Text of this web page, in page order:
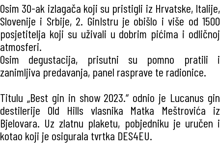
Osim 30-ak izlagača koji su pristigli iz Hrvatske, Italije,
Slovenije i Srbije, 2. GinIstru je obišlo i više od 1500
posjetitelja koji su uživali u dobrim pićima i odličnoj
atmosferi.
Osim degustacija, prisutni su pomno pratili i
zanimljiva predavanja, panel rasprave te radionice.
Titulu „Best gin in show 2023.“ odnio je Lucanus gin
destilerije Old Hills vlasnika Matka Meštrovića iz
Bjelovara. Uz zlatnu plaketu, pobjedniku je uručen i
kotao koji je osigurala tvrtka DES4EU.